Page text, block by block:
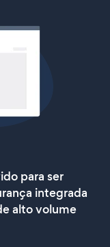
para ser
integrada
alto volume